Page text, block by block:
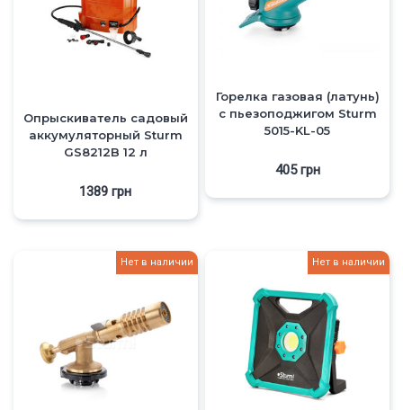
Опрыскиватель садовый
аккумуляторный Sturm
GS8212B 12 л
1389грн
Горелка газовая (латунь)
с пьезоподжигом Sturm
5015-KL-05
405грн
Нет в наличии Нет в наличии